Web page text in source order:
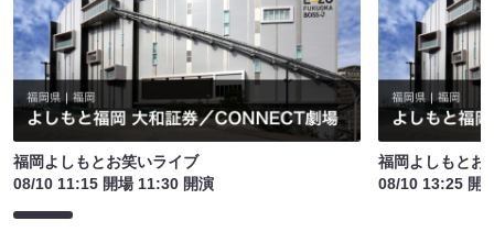
福岡よしもとお笑いライブ
08/10 11:15 開場 11:30 開演
福岡よしもとお
08/10 13:25 開